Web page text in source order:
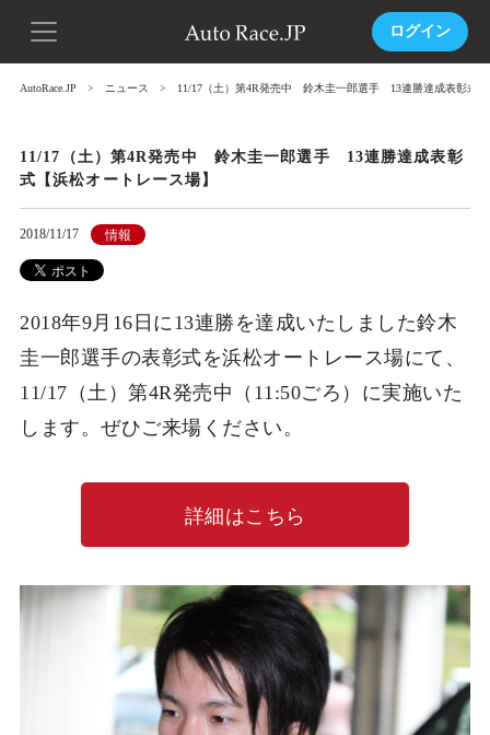
ログイン
AutoRace.JP ニュース 11/17（土）第4R発売中 鈴木圭一郎選手 13連勝達成表彰式
11/17（土）第4R発売中 鈴木圭一郎選手 13連勝達成表彰
式【浜松オートレース場】
2018/11/17 情報
2018年9月16日に13連勝を達成いたしました鈴木
圭一郎選手の表彰式を浜松オートレース場にて、
11/17（土）第4R発売中（11:50ごろ）に実施いた
します。ぜひご来場ください。
詳細はこちら